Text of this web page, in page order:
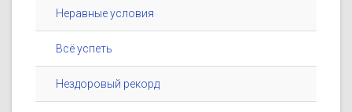
Неравные условия
Всё успеть
Нездоровый рекорд